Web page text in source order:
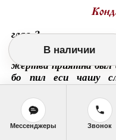
глас 2
Божественная,
жертва приятна был
бо пил еси чашу
нас.
В наличии
Мессенджеры Звонок